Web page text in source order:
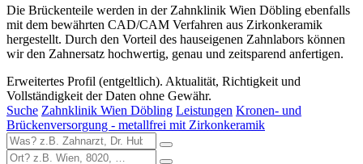
Die Brückenteile werden in der Zahnklinik Wien Döbling ebenfalls
mit dem bewährten CAD/CAM Verfahren aus Zirkonkeramik
hergestellt. Durch den Vorteil des hauseigenen Zahnlabors können
wir den Zahnersatz hochwertig, genau und zeitsparend anfertigen.
Erweitertes Profil (entgeltlich). Aktualität, Richtigkeit und
Vollständigkeit der Daten ohne Gewähr.
Suche Zahnklinik Wien Döbling Leistungen Kronen- und
Brückenversorgung - metallfrei mit Zirkonkeramik